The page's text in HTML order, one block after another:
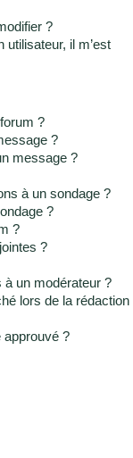
?
utilisateur, il m’est
?
?
message ?
à un sondage ?
?
?
?
un modérateur ?
lors de la rédaction
approuvé ?